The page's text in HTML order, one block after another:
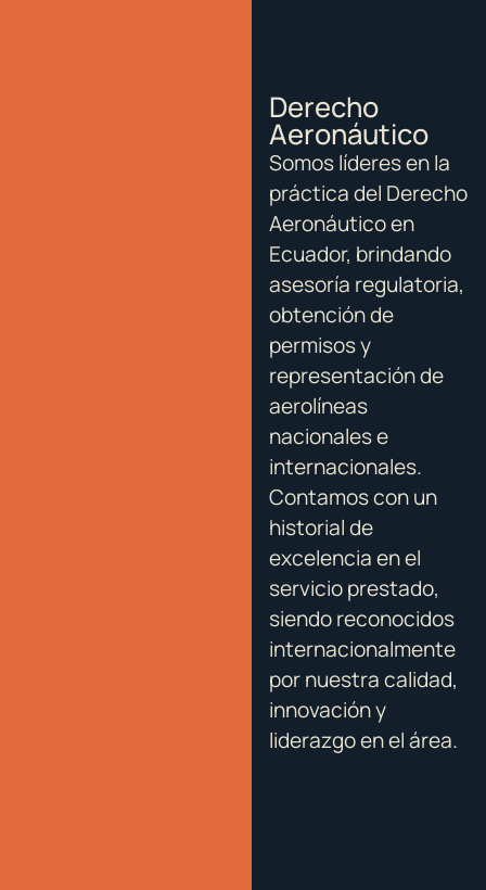
Derecho
Aeronáutico
Somos líderes en la
práctica del Derecho
Aeronáutico en
Ecuador, brindando
asesoría regulatoria,
obtención de
permisos y
representación de
aerolíneas
nacionales e
internacionales.
Contamos con un
historial de
excelencia en el
servicio prestado,
siendo reconocidos
internacionalmente
por nuestra calidad,
innovación y
liderazgo en el área.